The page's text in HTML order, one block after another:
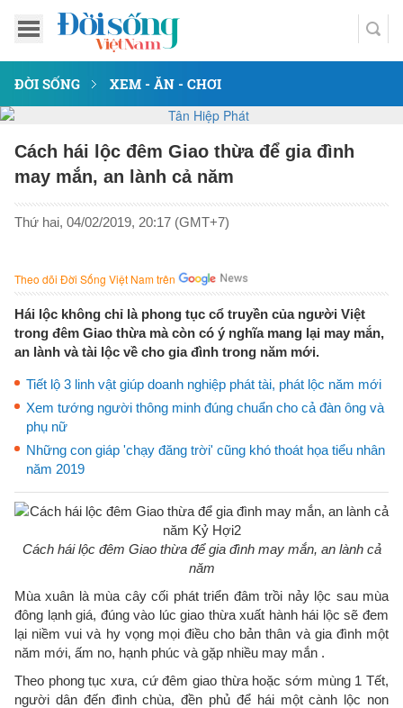
ĐỜI SỐNG XEM - ĂN - CHƠI
Cách hái lộc đêm Giao thừa để gia đình
may mắn, an lành cả năm
Thứ hai, 04/02/2019, 20:17 (GMT+7)
Theo dõi Đời Sống Việt Nam trên
Hái lộc không chỉ là phong tục cổ truyền của người Việt
trong đêm Giao thừa mà còn có ý nghĩa mang lại may mắn,
an lành và tài lộc về cho gia đình trong năm mới.
Tiết lộ 3 linh vật giúp doanh nghiệp phát tài, phát lộc năm mới
Xem tướng người thông minh đúng chuẩn cho cả đàn ông và
phụ nữ
Những con giáp 'chạy đăng trời' cũng khó thoát họa tiểu nhân
năm 2019
Cách hái lộc đêm Giao thừa để gia đình may mắn, an lành cả
năm
Mùa xuân là mùa cây cối phát triển đâm trồi nảy lộc sau mùa
đông lạnh giá, đúng vào lúc giao thừa xuất hành hái lộc sẽ đem
lại niềm vui và hy vọng mọi điều cho bản thân và gia đình một
năm mới, ấm no, hạnh phúc và gặp nhiều may mắn .
Theo phong tục xưa, cứ đêm giao thừa hoặc sớm mùng 1 Tết,
người dân đến đình chùa, đền phủ để hái một cành lộc non